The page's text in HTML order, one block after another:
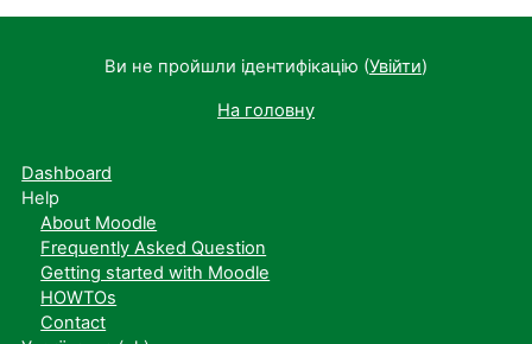
Ви не пройшли ідентифікацію (Увійти)
На головну
Dashboard
Help
About Moodle
Frequently Asked Question
Getting started with Moodle
HOWTOs
Contact